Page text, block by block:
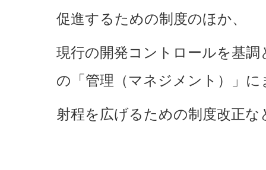
促進するための制度のほか、
現行の開発コントロールを基
の「管理（マネジメント）」に
射程を広げるための制度改正